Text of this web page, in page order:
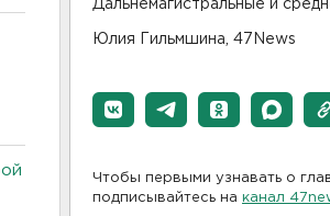
Дальнемагистральные и
Юлия Гильмшина, 47News
Чтобы первыми узнавать о
подписывайтесь на канал